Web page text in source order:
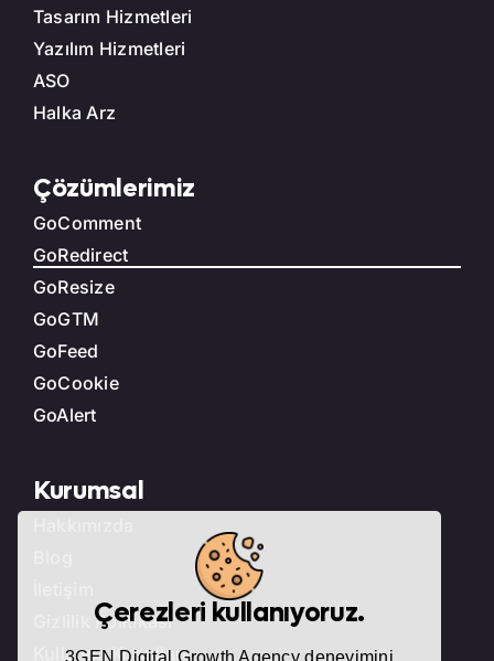
Çerezleri kullanıyoruz.
Tasarım Hizmetleri
Yazılım Hizmetleri
ASO
Halka Arz
Çözümlerimiz
GoComment
GoRedirect
GoResize
GoGTM
GoFeed
GoCookie
GoAlert
Kurumsal
Gizlilik Politikası
Kullanım Koşulları